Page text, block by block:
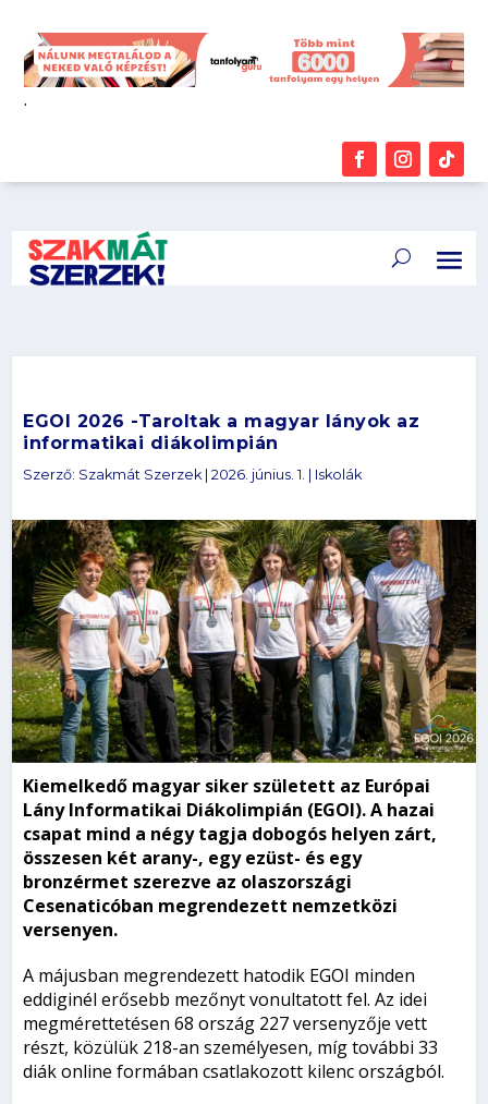
.
EGOI 2026 -Taroltak a magyar lányok az
informatikai diákolimpián
Szerző: Szakmát Szerzek|2026. június. 1. Iskolák
Kiemelkedő magyar siker született az Európai
Lány Informatikai Diákolimpián (EGOI). A hazai
csapat mind a négy tagja dobogós helyen zárt,
összesen két arany-, egy ezüst- és egy
bronzérmet szerezve az olaszországi
Cesenaticóban megrendezett nemzetközi
versenyen.
A májusban megrendezett hatodik EGOI minden
eddiginél erősebb mezőnyt vonultatott fel. Az idei
megmérettetésen 68 ország 227 versenyzője vett
részt, közülük 218-an személyesen, míg további 33
diák online formában csatlakozott kilenc országból.